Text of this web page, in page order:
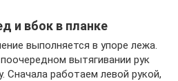
и вбок в планке
выполняется в упоре лежа.
вытягивании рук
Сначала работаем левой рукой,